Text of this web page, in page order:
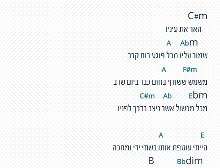
C#m
האר את עיניו
Abm
שמור עליו מכל פוגע רוח קרב
F#m
משמש ששורף בחום כבד ביום שרב
C#m Ab Ebm
מכל מכשול אשר ניצב בדרך לפניו
E
הייתי עוטפת אותו בשתי ידי ומחכה
Bbdim